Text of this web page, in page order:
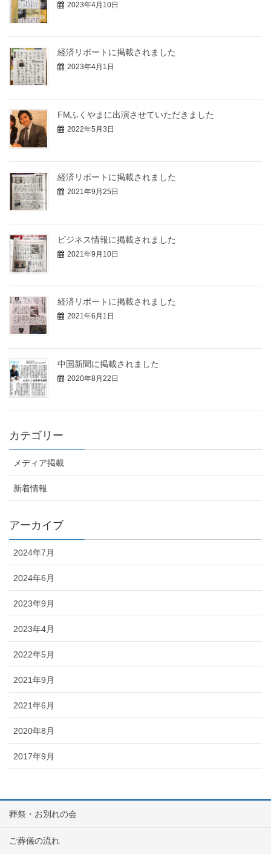
2023年4月10日
経済リポートに掲載されました
2023年4月1日
FMふくやまに出演させていただきました
2022年5月3日
経済リポートに掲載されました
2021年9月25日
ビジネス情報に掲載されました
2021年9月10日
経済リポートに掲載されました
2021年6月1日
中国新聞に掲載されました
2020年8月22日
カテゴリー
メディア掲載
新着情報
アーカイブ
2024年7月
2024年6月
2023年9月
2023年4月
2022年5月
2021年9月
2021年6月
2020年8月
2017年9月
葬祭・お別れの会
ご葬儀の流れ